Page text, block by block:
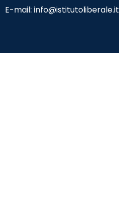
E-mail: info@istitutoliberale.it